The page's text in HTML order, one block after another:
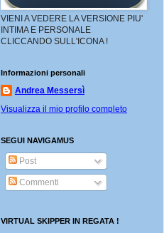
VIENI A VEDERE LA VERSIONE PIU'
INTIMA E PERSONALE
CLICCANDO SULL'ICONA !
Informazioni personali
Andrea Messersì
Visualizza il mio profilo completo
SEGUI NAVIGAMUS
Post
Commenti
VIRTUAL SKIPPER IN REGATA !